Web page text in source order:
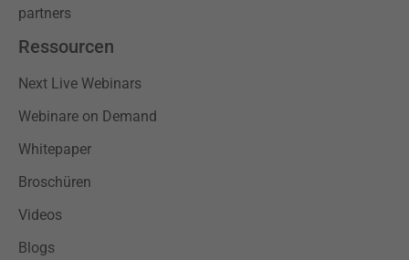
partners
Ressourcen
Next Live Webinars
Webinare on Demand
Whitepaper
Broschüren
Videos
Blogs